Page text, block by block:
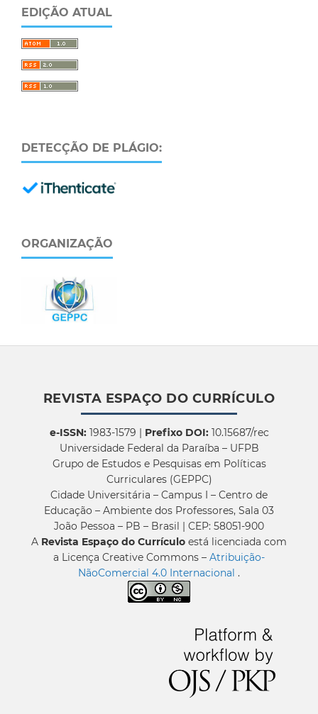
EDIÇÃO ATUAL
DETECÇÃO DE PLÁGIO:
ORGANIZAÇÃO
REVISTA ESPAÇO DO CURRÍCULO
e-ISSN:1983-1579 | Prefixo DOI:10.15687/rec
Universidade Federal da Paraíba – UFPB
Grupo de Estudos e Pesquisas em Políticas
Curriculares (GEPPC)
Cidade Universitária – Campus I – Centro de
Educação – Ambiente dos Professores, Sala 03
João Pessoa – PB – Brasil | CEP: 58051-900
A Revista Espaço do Currículo está licenciada com
a Licença Creative Commons – Atribuição-
NãoComercial 4.0 Internacional .